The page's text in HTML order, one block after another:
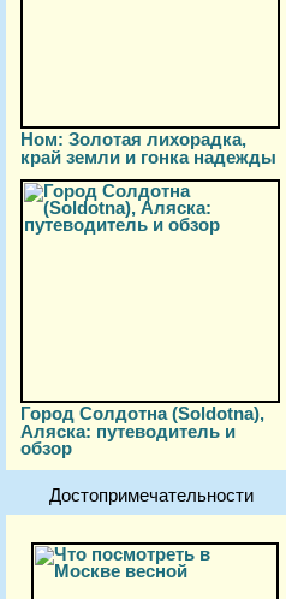
Ном: Золотая лихорадка,
край земли и гонка надежды
Город Солдотна (Soldotna),
Аляска: путеводитель и
обзор
Достопримечательности